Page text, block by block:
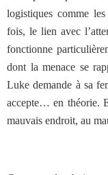
logistiques comme
fois, le lien avec
fonctionne
dont la menace se
Luke demande à sa
accepte… en théorie.
mauvais endroit, au